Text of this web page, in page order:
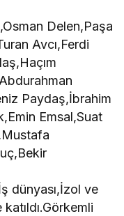
Delen,Paşa
Avcı,Ferdi
Paydaş,İbrahim
Emsal,Suat
dünyası,İzol ve